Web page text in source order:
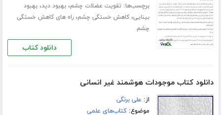
برچسب‌ها: تقویت عضلات چشم،بهبود دید،بهبود
بینایی،کاهش خستگی چشم،راه های کاهش خستگی
چشم
دانلود کتاب
دانلود کتاب موجودات هوشمند غیر انسانی
از: علی برنگی
موضوع:کتاب‌های علمی